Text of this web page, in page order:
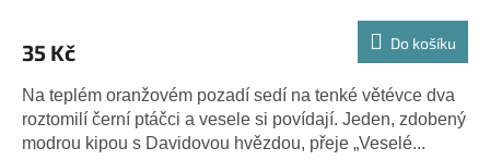
35 Kč Do košíku
Na teplém oranžovém pozadí sedí na tenké větévce dva
roztomilí černí ptáčci a vesele si povídají. Jeden, zdobený
modrou kipou s Davidovou hvězdou, přeje „Veselé...